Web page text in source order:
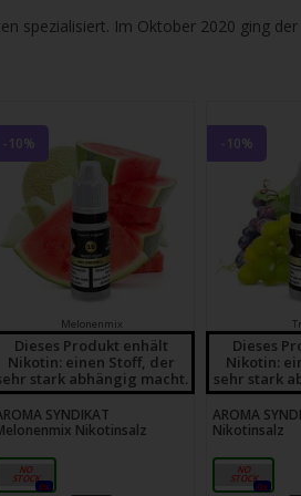
spezialisiert. Im Oktober 2020 ging
-10%
Melonenmix
Dieses Produkt enhält
Nikotin: einen Stoff, der
stark abhängig macht.
SYNDIKAT
Nikotinsalz
18mg
0x
-10%
Dieses
Nikotin:
sehr stark
AROMA
Nikotinsalz
18mg
0x